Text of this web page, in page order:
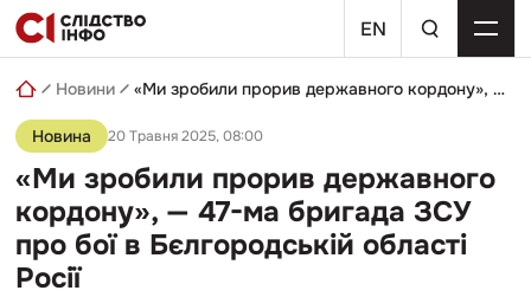
Skip
to
content
EN
пошуковий
запит
Новини «Ми зробили прорив державного кордону», — 47-ма бригада ЗСУ про бої в Бєлгородській області Росії
Новина 20 Травня 2025, 08:00
«Ми зробили прорив державного
кордону», — 47-ма бригада ЗСУ
про бої в Бєлгородській області
Росії